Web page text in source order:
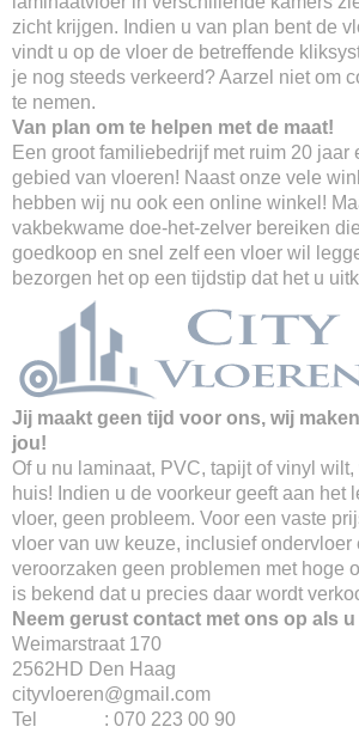
zicht krijgen. Indien u van plan bent de
vindt u op de vloer de betreffende
je nog steeds verkeerd? Aarzel niet om
te nemen.
Van plan om te helpen met de maat!
Een groot familiebedrijf met ruim 20 jaar
gebied van vloeren! Naast onze vele
hebben wij nu ook een online winkel!
vakbekwame doe-het-zelver bereiken
goedkoop en snel zelf een vloer wil
bezorgen het op een tijdstip dat het u
Jij maakt geen tijd voor ons, wij
jou!
Of u nu laminaat, PVC, tapijt of vinyl
huis! Indien u de voorkeur geeft aan het
vloer, geen probleem. Voor een vaste
vloer van uw keuze, inclusief ondervloer
veroorzaken geen problemen met hoge
is bekend dat u precies daar wordt
Neem gerust contact met ons op als
Weimarstraat 170
2562HD Den Haag
cityvloeren@gmail.com
Tel : 070 223 00 90